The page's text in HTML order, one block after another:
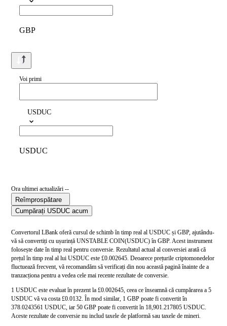
GBP
Voi primi
USDUC
USDUC
Ora ultimei actualizări --
Reîmprospătare
Cumpărați USDUC acum
Convertorul LBank oferă cursul de schimb în timp real al USDUC și GBP, ajutându-
vă să convertiți cu ușurință UNSTABLE COIN(USDUC) în GBP. Acest instrument
folosește date în timp real pentru conversie. Rezultatul actual al conversiei arată că
prețul în timp real al lui USDUC este £0.002645. Deoarece prețurile criptomonedelor
fluctuează frecvent, vă recomandăm să verificați din nou această pagină înainte de a
tranzacționa pentru a vedea cele mai recente rezultate de conversie.
1 USDUC este evaluat în prezent la £0.002645, ceea ce înseamnă că cumpărarea a 5
USDUC vă va costa £0.0132. În mod similar, 1 GBP poate fi convertit în
378.0243561 USDUC, iar 50 GBP poate fi convertit în 18,901.217805 USDUC.
Aceste rezultate de conversie nu includ taxele de platformă sau taxele de mineri.